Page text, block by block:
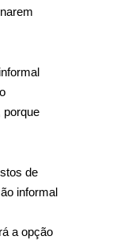
porque
de
informal
a opção